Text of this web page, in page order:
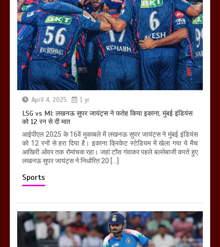
April 4, 2025 1 yr
LSG vs MI: लखनऊ सुपर जायंट्स ने फतेह किया इकाना, मुंबई इंडियंस
को 12 रन से दी मात
आईपीएल 2025 के 16वें मुकाबले में लखनऊ सुपर जायंट्स ने मुंबई इंडियंस
को 12 रनों से हरा दिया है। इकाना क्रिकेट स्टेडियम में खेला गया ये मैच
आखिरी ओवर तक रोमांचक रहा। जहां टॉस गंवाकर पहले बल्लेबाजी करते हुए
लखनऊ सुपर जायंट्स ने निर्धारित 20 […]
Sports